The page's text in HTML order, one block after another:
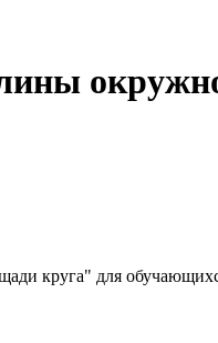
круга" для